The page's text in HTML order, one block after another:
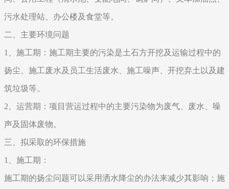
污水处理站、办公楼及食堂等。
二、主要环境问题
1、施工期：施工期主要的污染是土石方开挖及运输过程中的
扬尘、施工废水及员工生活废水、施工噪声、开挖弃土以及建
筑垃圾等。
2、运营期：项目营运过程中的主要污染物为废气、废水、噪
声及固体废物。
三、拟采取的环保措施
1、施工期：
施工期的扬尘问题可以采用洒水降尘的办法来减少其影响；施